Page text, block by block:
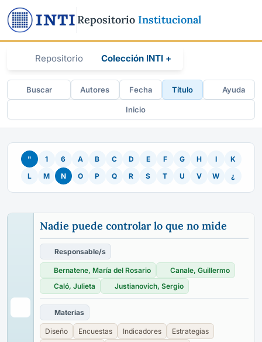
Repositorio Institucional
Repositorio Colección INTI +
Buscar Autores Fecha Título Ayuda
Inicio
" 1 6 A B C D E F G H I
K
L
M N O P Q R S T U V W ¿
Nadie puede controlar lo que no mide
Responsable/s
Bernatene, María del Rosario
Canale, Guillermo
Caló, Julieta
Justianovich, Sergio
Materias
Diseño Encuestas Indicadores
Estrategias